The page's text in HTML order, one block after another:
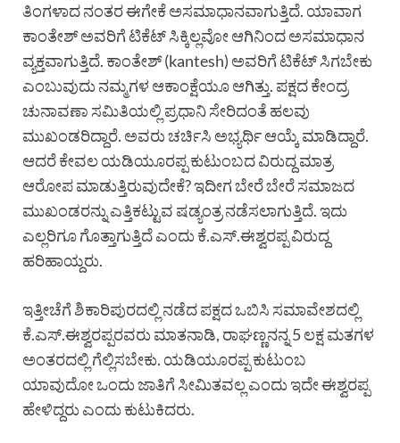
ತಿಂಗಳಾದ ನಂತರ ಈಗೇಕೆ ಅಸಮಾಧಾನವಾಗುತ್ತಿದೆ. ಯಾವಾಗ
ಕಾಂತೇಶ‍್ ಅವರಿಗೆ ಟಿಕೆಟ್ ಸಿಕ್ಕಿಲ್ಲವೋ ಆಗಿನಿಂದ ಅಸಮಾಧಾನ
ವ್ಯಕ್ತವಾಗುತ್ತಿದೆ. ಕಾಂತೇಶ‍್ (kantesh) ಅವರಿಗೆ ಟಿಕೆಟ್ ಸಿಗಬೇಕು
ಎಂಬುವುದು ನಮ್ಮಗಳ ಆಕಾಂಕ್ಷೆಯೂ ಆಗಿತ್ತು. ಪಕ್ಷದ ಕೇಂದ್ರ
ಚುನಾವಣಾ ಸಮಿತಿಯಲ್ಲಿ ಪ್ರಧಾನಿ ಸೇರಿದಂತೆ ಹಲವು
ಮುಖಂಡರಿದ್ದಾರೆ. ಅವರು ಚರ್ಚಿಸಿ ಅಭ್ಯರ್ಥಿ ಆಯ್ಕೆ ಮಾಡಿದ್ದಾರೆ.
ಆದರೆ ಕೇವಲ ಯಡಿಯೂರಪ್ಪ ಕುಟುಂಬದ ವಿರುದ್ದ ಮಾತ್ರ
ಆರೋಪ ಮಾಡುತ್ತಿರುವುದೇಕೆ? ಇದೀಗ ಬೇರೆ ಬೇರೆ ಸಮಾಜದ
ಮುಖಂಡರನ್ನು ಎತ್ತಿಕಟ್ಟುವ ಷಡ್ಯಂತ್ರ ನಡೆಸಲಾಗುತ್ತಿದೆ. ಇದು
ಎಲ್ಲರಿಗೂ ಗೊತ್ತಾಗುತ್ತಿದೆ ಎಂದು ಕೆ.ಎಸ್.ಈಶ್ವರಪ್ಪ ವಿರುದ್ದ
ಹರಿಹಾಯ್ದರು.
ಇತ್ತೀಚೆಗೆ ಶಿಕಾರಿಪುರದಲ್ಲಿ ನಡೆದ ಪಕ್ಷದ ಒಬಿಸಿ ಸಮಾವೇಶದಲ್ಲಿ
ಕೆ.ಎಸ್.ಈಶ್ವರಪ್ಪರವರು ಮಾತನಾಡಿ, ರಾಘಣ್ಣನನ್ನ 5 ಲಕ್ಷ ಮತಗಳ
ಅಂತರದಲ್ಲಿ ಗೆಲ್ಲಿಸಬೇಕು. ಯಡಿಯೂರಪ್ಪ ಕುಟುಂಬ
ಯಾವುದೋ ಒಂದು ಜಾತಿಗೆ ಸೀಮಿತವಲ್ಲ ಎಂದು ಇದೇ ಈಶ್ವರಪ್ಪ
ಹೇಳಿದ್ದರು ಎಂದು ಕುಟುಕಿದರು.